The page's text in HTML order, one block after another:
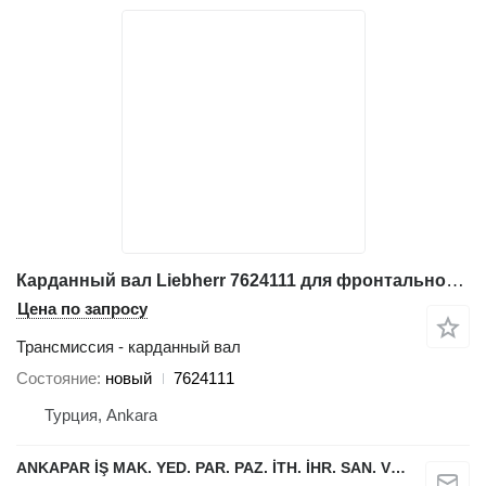
Карданный вал Liebherr 7624111 для фронтального погрузчика Liebherr L538,L542,L544,L554,L550,L556,L566,L576L580
Цена по запросу
Трансмиссия - карданный вал
Состояние новый
7624111
Турция, Ankara
ANKAPAR İŞ MAK. YED. PAR. PAZ. İTH. İHR. SAN. VE TİC. LTD. ŞTİ.